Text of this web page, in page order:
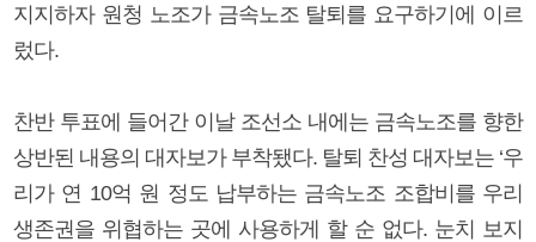
지지하자 원청 노조가 금속노조 탈퇴를 요구하기에 이르
렀다.
찬반 투표에 들어간 이날 조선소 내에는 금속노조를 향한
상반된 내용의 대자보가 부착됐다. 탈퇴 찬성 대자보는 ‘우
리가 연 10억 원 정도 납부하는 금속노조 조합비를 우리
생존권을 위협하는 곳에 사용하게 할 순 없다. 눈치 보지